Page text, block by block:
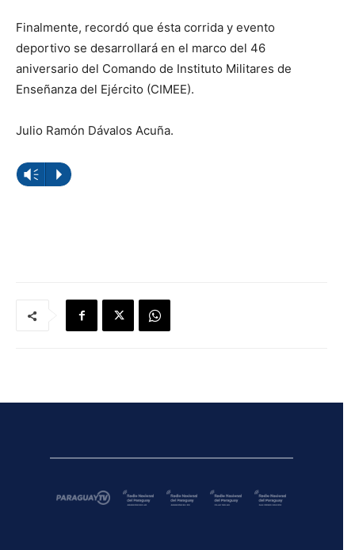
Finalmente, recordó que ésta corrida y evento
deportivo se desarrollará en el marco del 46
aniversario del Comando de Instituto Militares de
Enseñanza del Ejército (CIMEE).
Julio Ramón Dávalos Acuña.
Reproductor
Vm P